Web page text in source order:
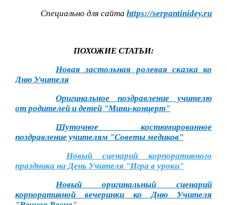
Специально для сайта https://serpantinidey.ru
ПОХОЖИЕ СТАТЬИ:
Новая застольная ролевая сказка ко
Дню Учителя
Оригинальное поздравление учителю
от родителей и детей "Мини-концерт"
Шуточное костюмированное
поздравление учителям "Советы медиков"
Новый сценарий корпоративного
праздника на День Учителя "Игра в уроки"
Новый оригинальный сценарий
корпоративной вечеринки ко Дню Учителя